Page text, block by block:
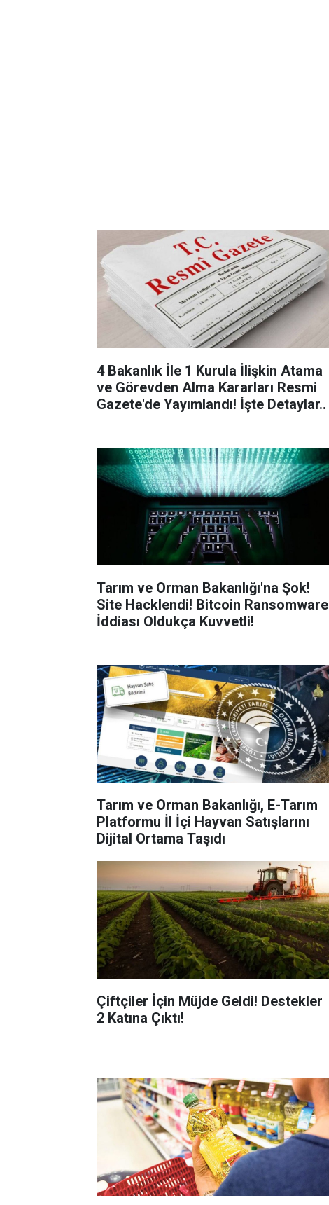
4 Bakanlık İle 1 Kurula İlişkin Atama
ve Görevden Alma Kararları Resmi
Gazete'de Yayımlandı! İşte Detaylar..
Tarım ve Orman Bakanlığı'na Şok!
Site Hacklendi! Bitcoin Ransomware
İddiası Oldukça Kuvvetli!
Tarım ve Orman Bakanlığı, E-Tarım
Platformu İl İçi Hayvan Satışlarını
Dijital Ortama Taşıdı
Çiftçiler İçin Müjde Geldi! Destekler
2 Katına Çıktı!